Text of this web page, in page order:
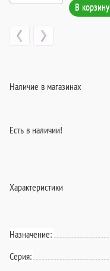
В корзину
Наличие в магазинах
Есть в наличии!
Характеристики
Назначение:
Серия: